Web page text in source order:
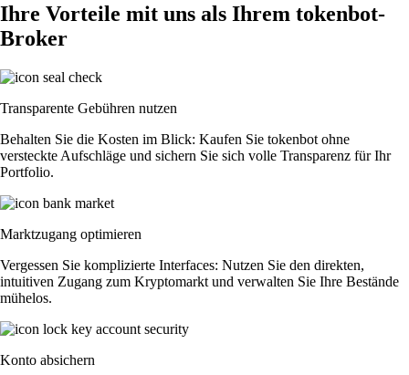
Ihre Vorteile mit uns als Ihrem tokenbot-
Broker
Transparente Gebühren nutzen
Behalten Sie die Kosten im Blick: Kaufen Sie tokenbot ohne
versteckte Aufschläge und sichern Sie sich volle Transparenz für Ihr
Portfolio.
Marktzugang optimieren
Vergessen Sie komplizierte Interfaces: Nutzen Sie den direkten,
intuitiven Zugang zum Kryptomarkt und verwalten Sie Ihre Bestände
mühelos.
Konto absichern